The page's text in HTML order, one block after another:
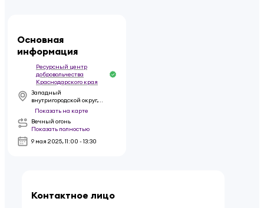
Основная
информация
Ресурсный центр
добровольчества
Краснодарского края
Западный
внутригородской округ,
площадь Памяти Героев
Показать на карте
Вечный огонь
Показать полностью
9 мая 2025,11:00 - 13:30
Контактное лицо